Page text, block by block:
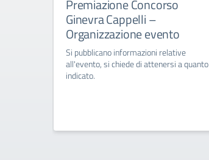
Premiazione Concorso
Ginevra Cappelli –
Organizzazione evento
Si pubblicano informazioni relative
all'evento, si chiede di attenersi a quanto
indicato.